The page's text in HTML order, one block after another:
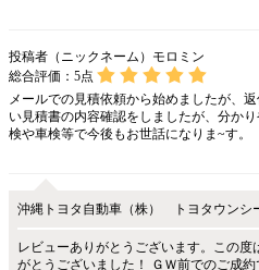
投稿者（ニックネーム）モロミン
総合評価： 5点
メールでの見積依頼から始めましたが、
い見積書の内容確認をしましたが、分か
検や車検等で今後もお世話になりま~す。
沖縄トヨタ自動車（株） トヨタウンシ
レビューありがとうございます。この度
がとうございました！ ＧＷ前でのご成